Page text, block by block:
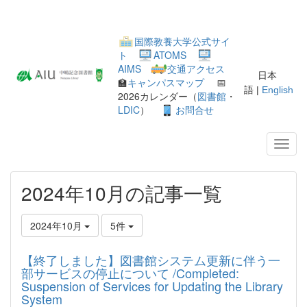
国際教養大学公式サイ
ト
ATOMS
AIMS
交通アクセス
🏫キャンパスマップ📅
2026カレンダー（図書館 ・
LDIC） お問合せ
日本
語 | English
2024年10月の記事一覧
2024年10月 5件
【終了しました】図書館システム更新に伴う一
部サービスの停止について /Completed:
Suspension of Services for Updating the Library
System